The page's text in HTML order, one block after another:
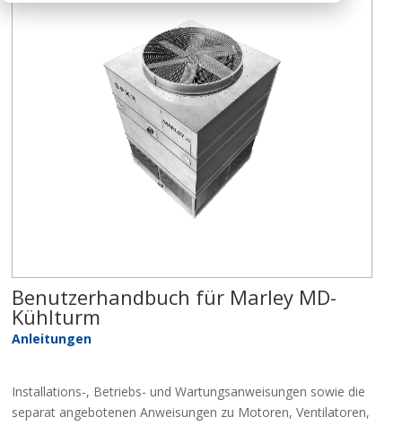
Benutzerhandbuch für Marley MD-
Kühlturm
Anleitungen
Installations-, Betriebs- und Wartungsanweisungen sowie die
separat angebotenen Anweisungen zu Motoren, Ventilatoren,